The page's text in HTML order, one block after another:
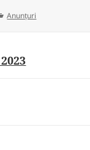
Categories
Anunțuri